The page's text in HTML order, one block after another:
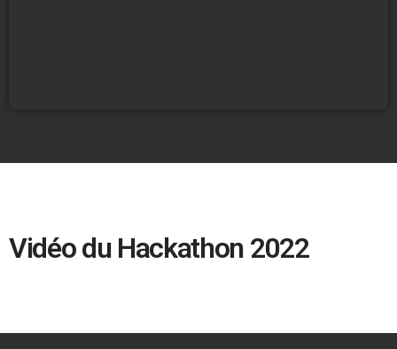
Vidéo du Hackathon 2022